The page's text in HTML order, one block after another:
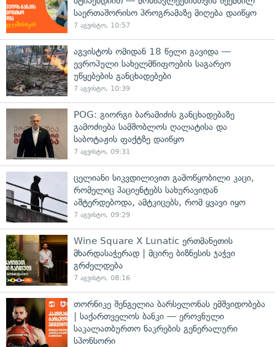
საერთაშორისო პროგრამაზე მიღება დაიწყო
7 აგვისტო, 10:57
აგვისტოს ომიდან 18 წელი გავიდა —
ევროპული სახელმწიფოების საგარეო
უწყებების განცხადებები
7 აგვისტო, 10:39
POG: გიორგი ბარამიძის განცხადებაზე
გამოძიება სამშობლოს ღალატისა და
საბოტაჟის ფაქტზე დაიწყო
7 აგვისტო, 09:31
ცელიანი სიკვდილივით გამოწყობილი კაცი,
რომელიც პაციენტებს სახურავიდან
აშტერდებოდა, ამტკიცებს, რომ ყვავი იყო
7 აგვისტო, 09:29
Wine Square X Lunatic ერთმანეთის
მხარდასაჭერად | მცირე ბიზნესის ჯაჭვი
გრძელდება
7 აგვისტო, 08:16
თორნიკე შენგელია ბარსელონას ემშვიდობება
| საქართველოს ბანკი — ეროვნული
საკალათბურთო ნაკრების გენერალური
სპონსორი